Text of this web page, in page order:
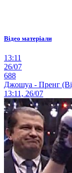
Відео матеріали
13:11
26/07
688
Джошуа - Пренг
13:11, 26/07